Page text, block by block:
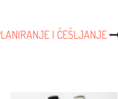
I ČEŠLJANJE